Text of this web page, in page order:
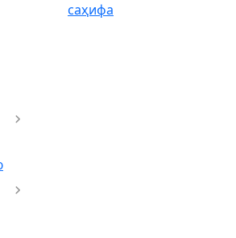
саҳифа